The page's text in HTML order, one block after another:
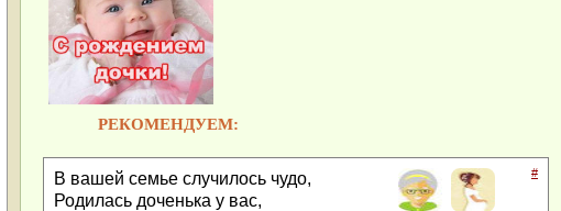
РЕКОМЕНДУЕМ:
В вашей семье случилось чудо,
Родилась доченька у вас,
#